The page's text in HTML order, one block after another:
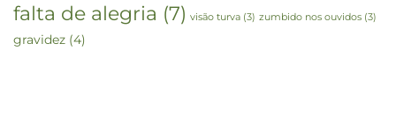
falta de alegria (7) visão turva (3) zumbido nos ouvidos (3)
gravidez (4)